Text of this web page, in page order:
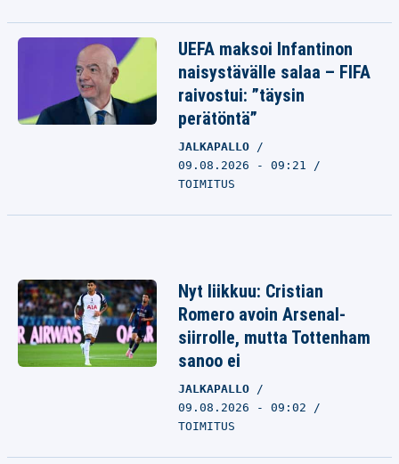
UEFA maksoi Infantinon
naisystävälle salaa – FIFA
raivostui: ”täysin
perätöntä”
JALKAPALLO
09.08.2026 - 09:21
TOIMITUS
Nyt liikkuu: Cristian
Romero avoin Arsenal-
siirrolle, mutta Tottenham
sanoo ei
JALKAPALLO
09.08.2026 - 09:02
TOIMITUS